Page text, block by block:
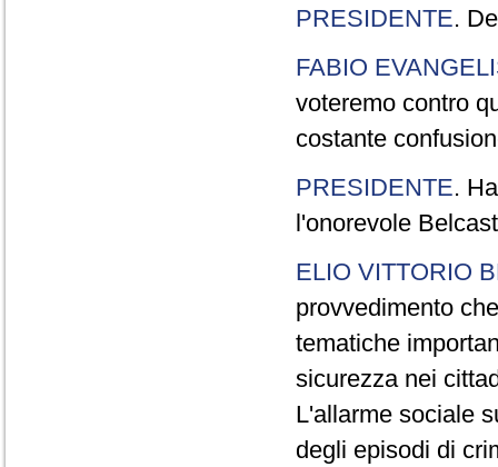
PRESIDENTE.
FABIO
voteremo contro
costante
PRESIDENTE.
l'onorevole
ELIO VITTORIO
provvedimento
tematiche
sicurezza nei
L'allarme sociale
degli episodi di